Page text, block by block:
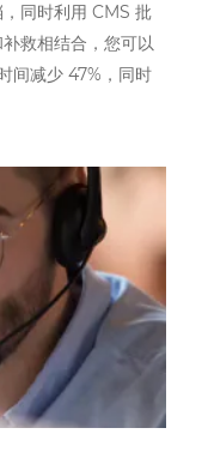
同时利用 CMS 批
救相结合，您可以
间减少 47%，同时